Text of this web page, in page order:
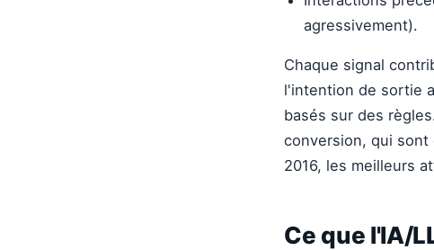
agressivement).
Chaque signal
l'intention de sortie
basés sur des
conversion, qui sont
2016, les meilleurs
Ce que l'IA/